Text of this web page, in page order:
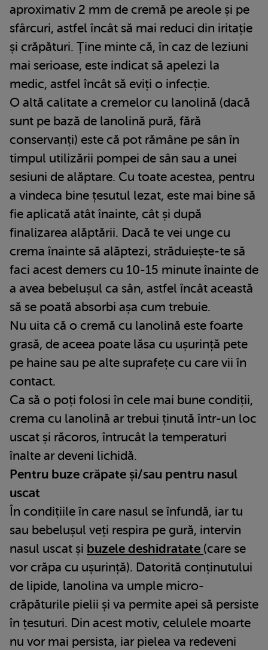
aproximativ 2 mm de cremă pe areole și pe
sfârcuri, astfel încât să mai reduci din iritație
și crăpături. Ține minte că, în caz de leziuni
mai serioase, este indicat să apelezi la
medic, astfel încât să eviți o infecție.
O altă calitate a cremelor cu lanolină (dacă
sunt pe bază de lanolină pură, fără
conservanți) este că pot rămâne pe sân în
timpul utilizării pompei de sân sau a unei
sesiuni de alăptare. Cu toate acestea, pentru
a vindeca bine țesutul lezat, este mai bine să
fie aplicată atât înainte, cât și după
finalizarea alăptării. Dacă te vei unge cu
crema înainte să alăptezi, străduiește-te să
faci acest demers cu 10-15 minute înainte de
a avea bebelușul ca sân, astfel încât această
să se poată absorbi așa cum trebuie.
Nu uita că o cremă cu lanolină este foarte
grasă, de aceea poate lăsa cu ușurință pete
pe haine sau pe alte suprafețe cu care vii în
contact.
Ca să o poți folosi în cele mai bune condiții,
crema cu lanolină ar trebui ținută într-un loc
uscat și răcoros, întrucât la temperaturi
înalte ar deveni lichidă.
Pentru buze crăpate și/sau pentru nasul
uscat
În condițiile în care nasul se înfundă, iar tu
sau bebelușul veți respira pe gură, intervin
nasul uscat și buzele deshidratate (care se
vor crăpa cu ușurință). Datorită conținutului
de lipide, lanolina va umple micro-
crăpăturile pielii și va permite apei să persiste
în țesuturi. Din acest motiv, celulele moarte
nu vor mai persista, iar pielea va redeveni